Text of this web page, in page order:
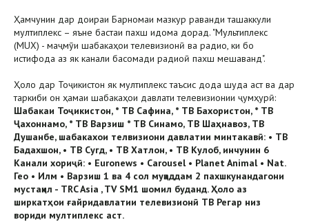
Ҳамчунин дар доираи Барномаи мазкур раванди ташаккули
мултиплекс – яъне бастаи пахш идома дорад. "Мультиплекс
(MUX) - маҷмӯи шабакаҳои телевизионӣ ва радио, ки бо
истифода аз як канали басомади радиоӣ пахш мешаванд".
Ҳоло дар Тоҷикистон як мултиплекс таъсис дода шуда аст ва дар
таркиби он ҳамаи шабакаҳои давлати телевизионии ҷумҳурӣ:
Шабакаи Тоҷикистон, * ТВ Сафина, * ТВ Бахористон, * ТВ
Ҷахоннамо, * ТВ Варзиш * ТВ Синамо, ТВ Шаҳнавоз, ТВ
Душанбе, шабакахои телвизиони давлатии минтакавӣ: • ТВ
Бадахшон, • ТВ Сугд, • ТВ Хатлон, • ТВ Кулоб, инчунин 6
Канали хориҷӣ: • Euronews • Carousel • Planet Animal • Nat.
Гео • Илм • Варзиш 1 ва 4 сол муқаддам 2 пахшкунандагони
мустақил - TRC Asia , TV SM1 шомил буданд. Ҳоло аз
ширкатҳои ғайридавлатии телевизионӣ ТВ Регар низ
вориди мултиплекс аст.